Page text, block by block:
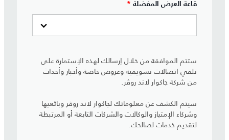
قاعة العرض المفضلة *
ستتم الموافقة من خلال إرسالك لهذه الإستمارة على
تلقي اتصالات تسويقية وعروض خاصة وأخبار وأحداث
من شركة جاكوار لاند روڤر.
سيتم الكشف عن معلوماتك لجاكوار لاند روڤر وبائعيها
وشركاء الإمتياز والوكالات والشركات التابعة أو المرتبطة
لتقديم خدمات لصالحك.